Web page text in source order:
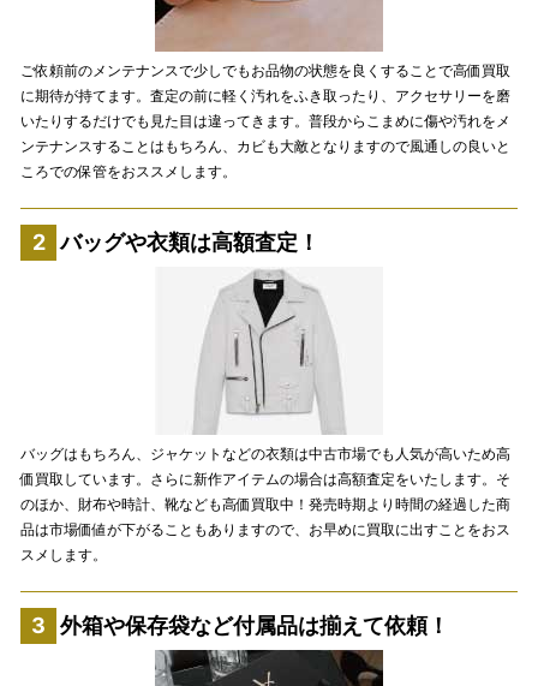
ご依頼前のメンテナンスで少しでもお品物の状態を良くすることで高価買取
に期待が持てます。査定の前に軽く汚れをふき取ったり、アクセサリーを磨
いたりするだけでも見た目は違ってきます。普段からこまめに傷や汚れをメ
ンテナンスすることはもちろん、カビも大敵となりますので風通しの良いと
ころでの保管をおススメします。
バッグや衣類は高額査定！
バッグはもちろん、ジャケットなどの衣類は中古市場でも人気が高いため高
価買取しています。さらに新作アイテムの場合は高額査定をいたします。そ
のほか、財布や時計、靴なども高価買取中！発売時期より時間の経過した商
品は市場価値が下がることもありますので、お早めに買取に出すことをおス
スメします。
外箱や保存袋など付属品は揃えて依頼！